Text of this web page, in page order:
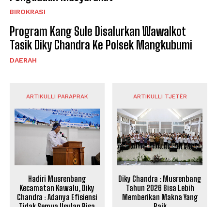
BIROKRASI
Program Kang Sule Disalurkan Wawalkot
Tasik Diky Chandra Ke Polsek Mangkubumi
DAERAH
ARTIKULLI PARAPRAK
Hadiri Musrenbang
Kecamatan Kawalu, Diky
Chandra : Adanya Efisiensi
ARTIKULLI TJETËR
Diky Chandra : Musrenbang
Tahun 2026 Bisa Lebih
Memberikan Makna Yang